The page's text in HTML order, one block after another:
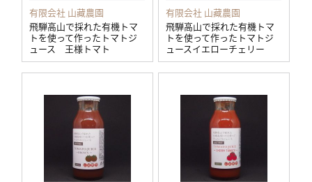
有限会社 山藏農園
飛騨高山で採れた有機トマ
トを使って作ったトマトジ
ュース 王様トマト
有限会社 山藏農園
飛騨高山で採れた有機トマ
トを使って作ったトマトジ
ュースイエローチェリー